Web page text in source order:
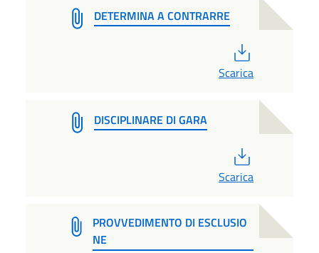
DETERMINA A CONTRARRE
Scarica
DISCIPLINARE DI GARA
Scarica
PROVVEDIMENTO DI ESCLUSIO
NE